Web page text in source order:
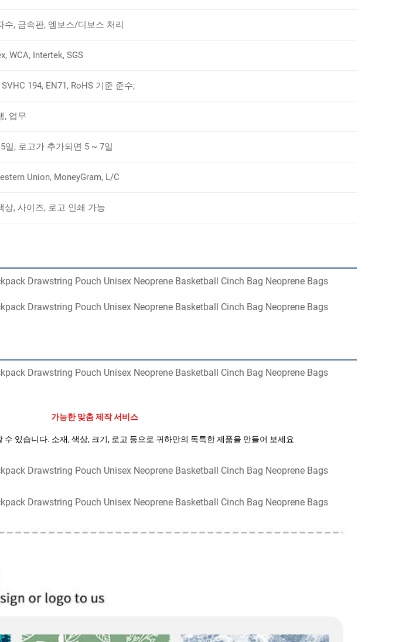
수, 금속판, 엠보스/디보스 처리
WCA, Intertek, SGS
194, EN71, RoHS 기준 준수;
, 업무
일, 로고가 추가되면 5 ~ 7일
Union, MoneyGram, L/C
상, 사이즈, 로고 인쇄 가능
가능한 맞춤 제작 서비스
있습니다. 소재, 색상, 크기, 로고 등으로 귀하만의 독특한 제품을 만들어 보세요